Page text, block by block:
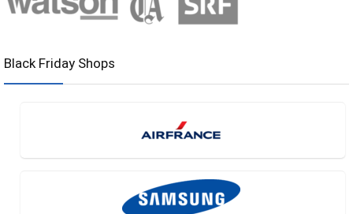
Black Friday Shops